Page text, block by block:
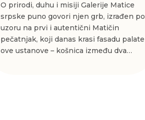
O prirodi, duhu i misiji Galerije Matice
srpske puno govori njen grb, izrađen po
uzoru na prvi i autentični Matičin
pečatnjak, koji danas krasi fasadu palate
ove ustanove – košnica između dva…